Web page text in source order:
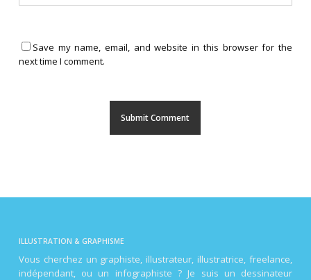
Save my name, email, and website in this browser for the
next time I comment.
ILLUSTRATION & GRAPHISME
Vous cherchez un graphiste, illustrateur, illustratrice, freelance,
indépendant, ou un infographiste ? Je suis un dessinateur